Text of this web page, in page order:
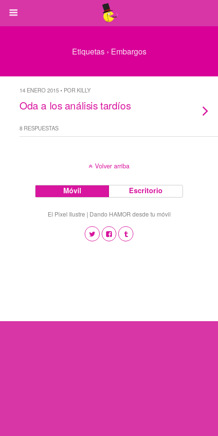
Etiquetas › Embargos
14 ENERO 2015 • POR KILLY
Oda a los análisis tardíos
8 RESPUESTAS
Volver arriba
Móvil Escritorio
El Pixel Ilustre | Dando HAMOR desde tu móvil